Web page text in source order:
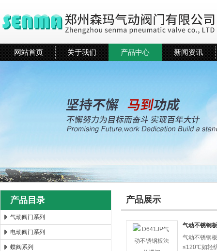
郑州森玛自控阀门有限公司
网站首页 关于我们 产品中心 新闻资讯
产品目录
气动阀门系列
电动阀门系列
蝶阀系列
产品展示
气动不锈钢
气动不锈钢
≤120℃如轻